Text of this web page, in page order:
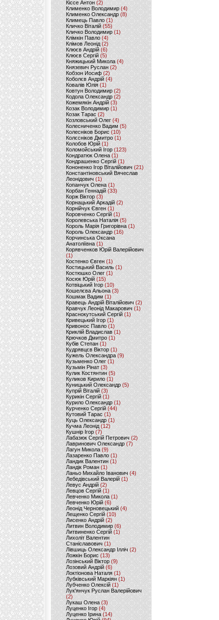
Кіссе Антон (2)
Клименко Володимир(4)
Клименко Олександр (8)
Климець Павло (1)
Кличко Віталій(55)
Кличко Володимир (1)
Клімкін Павло (4)
Клімов Леонід(2)
Клюєв Андрій(6)
Клюєв Сергій (5)
Княжицький Микола(4)
Князевич Руслан (2)
Кобзон Иосиф(2)
Коболєв Андрій (4)
Ковалів Юлія(1)
Ковтун Володимир (2)
Кодола Олександр (2)
Кожемякін Андрій (3)
Козак Володимир (1)
Козак Тарас (2)
Козловський Олег(4)
Колесниченко Вадим (5)
Колесніков Борис (10)
Колєсніков Дмитро (1)
Колобов Юрій (1)
Коломойський Ігор (123)
Кондратюк Олена(1)
Кондрашенко Сергій (1)
Кононенко Ігор Віталійович (21)
Константіновський Вячеслав
Леонідович (1)
Копанчук Олена (1)
Корбан Геннадій (33)
Корж Віктор (3)
Корнацький Аркадій (2)
Корнійчук Євген (1)
Коровченко Сергій (1)
Королевська Наталія(5)
Король Марія Григорівна (1)
Король Олександр (16)
Корчинська Оксана
Анатоліївна (1)
Корявченков Юрій Валерійович
(1)
Костенко Євген (1)
Костицький Василь (1)
Костюшко Олег (1)
Косюк Юрій (15)
Котвіцький Ігор (10)
Кошелєва Альона(3)
Кошмак Вадим (1)
Кравець Андрій Віталійович (2)
Кравчук Леонід Макарович (1)
Краснокутський Сергій (1)
Кривецький Ігор (1)
Кривонос Павло (1)
Криклій Владислав (1)
Крючков Дмитро(1)
Кубів Степан(1)
Кудрявцєв Віктор (1)
Кужель Олександра (9)
Кузьменко Олег (1)
Кузьмін Рінат(3)
Кулик Костянтин(5)
Куликов Кирило (1)
Куницький Олександр (5)
Купрій Віталій (3)
Курикін Сергій(1)
Курило Олександр (1)
Курченко Сергій (44)
Кутовий Тарас (1)
Куць Олександр (1)
Кучма Леонід (12)
Кушнір Ігор(7)
Лабазюк Сергій Петрович (2)
Лавринович Олександр(7)
Лагун Микола(9)
Лазаренко Павло (1)
Ландик Валентин (1)
Ландік Роман (1)
Ланьо Михайло Іванович(4)
Лебедівський Валерій(1)
Левус Андрій(2)
Левцов Сергій (1)
Левченко Микола (1)
Левченко Юрій (6)
Леонід Черновецький (4)
Лещенко Сергій (10)
Лисенко Андрій (2)
Литвин Володимир (6)
Литвиненко Сергій (1)
Лихоліт Валентин
Станіславович (1)
Лівшиць Олександр Ілліч (2)
Ложкін Борис(13)
Лозінський Віктор(9)
Лозовий Андрій (6)
Локтіонова Наталя (1)
Лубківський Маркіян(1)
Лубченко Олексій (1)
Лук'янчук Руслан Валерійович
(2)
Лукаш Олена (3)
Луценко Ігор (4)
Луценко Ірина (14)